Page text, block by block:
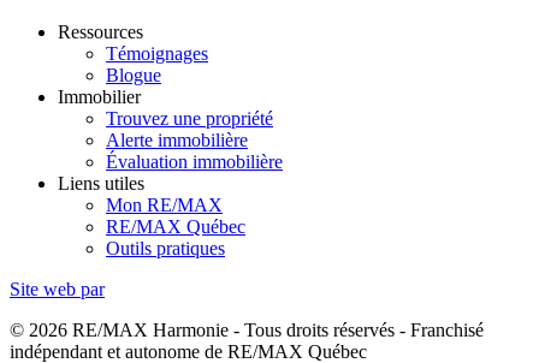
Ressources
Témoignages
Blogue
Immobilier
Trouvez une propriété
Alerte immobilière
Évaluation immobilière
Liens utiles
Mon RE/MAX
RE/MAX Québec
Outils pratiques
Site web par
© 2026 RE/MAX Harmonie - Tous droits réservés - Franchisé
indépendant et autonome de RE/MAX Québec